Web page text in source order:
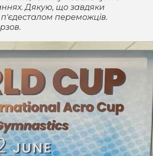
Дякую, що завдяки
переможців.